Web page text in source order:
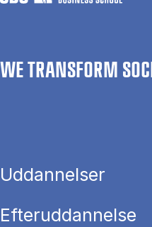
WE TRANSFORM
Uddannelser
Efteruddannelse